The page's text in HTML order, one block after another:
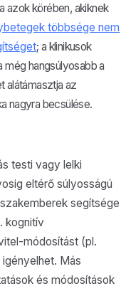
azok körében, akiknek
többsége nem
; a klinikusok
hangsúlyosabb a
alátámasztja az
nagyra becsülése.
testi vagy lelki
eltérő súlyosságú
segítsége
kognitív
módosítást (pl.
Más
és módosítások